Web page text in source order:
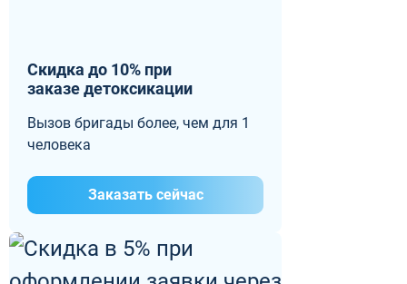
Скидка до 10% при
заказе детоксикации
Вызов бригады более, чем для 1
человека
Заказать сейчас